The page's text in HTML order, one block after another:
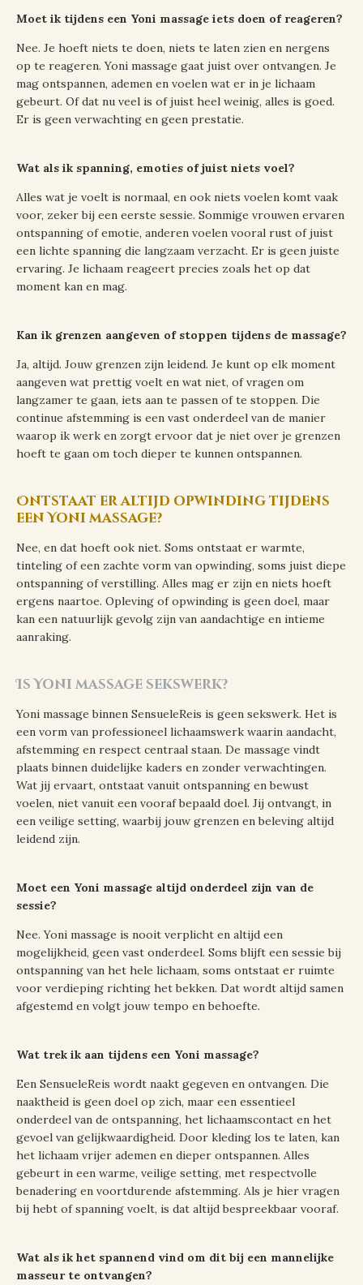
Moet ik tijdens een Yoni massage iets doen of reageren?
Nee. Je hoeft niets te doen, niets te laten zien en nergens
op te reageren. Yoni massage gaat juist over ontvangen. Je
mag ontspannen, ademen en voelen wat er in je lichaam
gebeurt. Of dat nu veel is of juist heel weinig, alles is goed.
Er is geen verwachting en geen prestatie.
Wat als ik spanning, emoties of juist niets voel?
Alles wat je voelt is normaal, en ook niets voelen komt vaak
voor, zeker bij een eerste sessie. Sommige vrouwen ervaren
ontspanning of emotie, anderen voelen vooral rust of juist
een lichte spanning die langzaam verzacht. Er is geen juiste
ervaring. Je lichaam reageert precies zoals het op dat
moment kan en mag.
Kan ik grenzen aangeven of stoppen tijdens de massage?
Ja, altijd. Jouw grenzen zijn leidend. Je kunt op elk moment
aangeven wat prettig voelt en wat niet, of vragen om
langzamer te gaan, iets aan te passen of te stoppen. Die
continue afstemming is een vast onderdeel van de manier
waarop ik werk en zorgt ervoor dat je niet over je grenzen
hoeft te gaan om toch dieper te kunnen ontspannen.
Ontstaat er altijd opwinding tijdens
een Yoni massage?
Nee, en dat hoeft ook niet. Soms ontstaat er warmte,
tinteling of een zachte vorm van opwinding, soms juist diepe
ontspanning of verstilling. Alles mag er zijn en niets hoeft
ergens naartoe. Opleving of opwinding is geen doel, maar
kan een natuurlijk gevolg zijn van aandachtige en intieme
aanraking.
Is Yoni massage sekswerk?
Yoni massage binnen SensueleReis is geen sekswerk. Het is
een vorm van professioneel lichaamswerk waarin aandacht,
afstemming en respect centraal staan. De massage vindt
plaats binnen duidelijke kaders en zonder verwachtingen.
Wat jij ervaart, ontstaat vanuit ontspanning en bewust
voelen, niet vanuit een vooraf bepaald doel. Jij ontvangt, in
een veilige setting, waarbij jouw grenzen en beleving altijd
leidend zijn.
Moet een Yoni massage altijd onderdeel zijn van de
sessie?
Nee. Yoni massage is nooit verplicht en altijd een
mogelijkheid, geen vast onderdeel. Soms blijft een sessie bij
ontspanning van het hele lichaam, soms ontstaat er ruimte
voor verdieping richting het bekken. Dat wordt altijd samen
afgestemd en volgt jouw tempo en behoefte.
Wat trek ik aan tijdens een Yoni massage?
Een SensueleReis wordt naakt gegeven en ontvangen. Die
naaktheid is geen doel op zich, maar een essentieel
onderdeel van de ontspanning, het lichaamscontact en het
gevoel van gelijkwaardigheid. Door kleding los te laten, kan
het lichaam vrijer ademen en dieper ontspannen. Alles
gebeurt in een warme, veilige setting, met respectvolle
benadering en voortdurende afstemming. Als je hier vragen
bij hebt of spanning voelt, is dat altijd bespreekbaar vooraf.
Wat als ik het spannend vind om dit bij een mannelijke
masseur te ontvangen?